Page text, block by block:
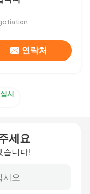
연락처
시
세요
습니다!